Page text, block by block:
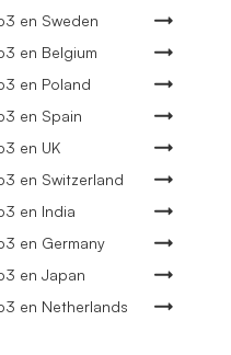
en Sweden
en Belgium
en Poland
en Spain
en UK
en Switzerland
en India
en Germany
en Japan
en Netherlands